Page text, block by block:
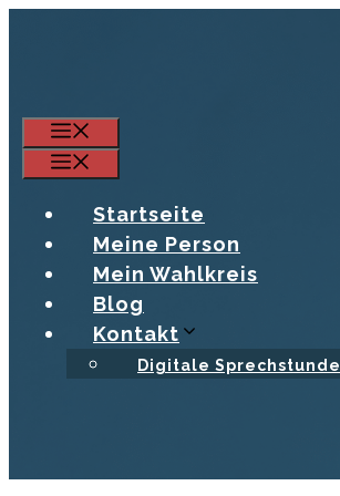
Startseite
Meine Person
Mein Wahlkreis
Blog
Kontakt
Digitale Sprechstunde